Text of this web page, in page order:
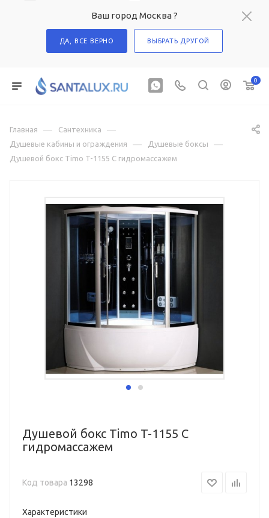
Ваш город Москва ?
ДА, ВСЕ ВЕРНО ВЫБРАТЬ ДРУГОЙ
0
Главная — Сантехника —
Душевые кабины и ограждения — Душевые боксы —
Душевой бокс Timo T-1155 С гидромассажем
Душевой бокс Timo T-1155 С
гидромассажем
Код товара 13298
Характеристики